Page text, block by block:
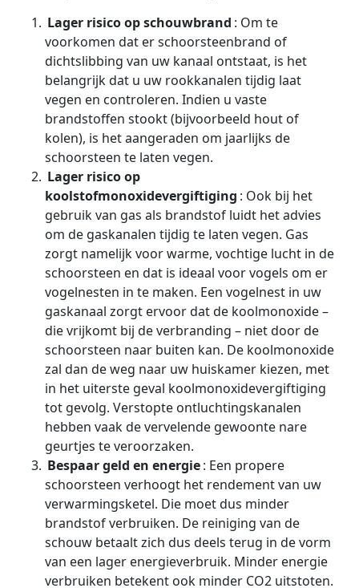
Lager risico op schouwbrand : Om te
voorkomen dat er schoorsteenbrand of
dichtslibbing van uw kanaal ontstaat, is het
belangrijk dat u uw rookkanalen tijdig laat
vegen en controleren. Indien u vaste
brandstoffen stookt (bijvoorbeeld hout of
kolen), is het aangeraden om jaarlijks de
schoorsteen te laten vegen.
Lager risico op
koolstofmonoxidevergiftiging : Ook bij het
gebruik van gas als brandstof luidt het advies
om de gaskanalen tijdig te laten vegen. Gas
zorgt namelijk voor warme, vochtige lucht in de
schoorsteen en dat is ideaal voor vogels om er
vogelnesten in te maken. Een vogelnest in uw
gaskanaal zorgt ervoor dat de koolmonoxide –
die vrijkomt bij de verbranding – niet door de
schoorsteen naar buiten kan. De koolmonoxide
zal dan de weg naar uw huiskamer kiezen, met
in het uiterste geval koolmonoxidevergiftiging
tot gevolg. Verstopte ontluchtingskanalen
hebben vaak de vervelende gewoonte nare
geurtjes te veroorzaken.
Bespaar geld en energie: Een propere
schoorsteen verhoogt het rendement van uw
verwarmingsketel. Die moet dus minder
brandstof verbruiken. De reiniging van de
schouw betaalt zich dus deels terug in de vorm
van een lager energieverbruik. Minder energie
verbruiken betekent ook minder CO2 uitstoten.